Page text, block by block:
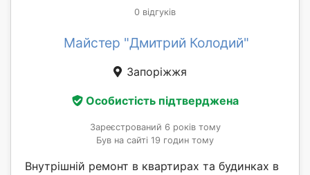
0 відгуків
Майстер "Дмитрий Колодий"
Запоріжжя
Особистість підтверджена
Зареєстрований 6 років тому
Був на сайті 19 годин тому
Внутрішній ремонт в квартирах та будинках в